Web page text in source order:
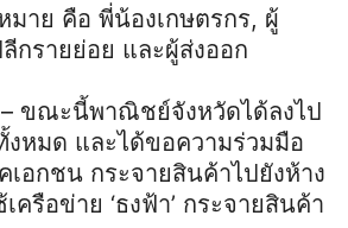
มาย คือ พี่น้องเกษตรกร, ผู้
กรายย่อย และผู้ส่งออก
– ขณะนี้พาณิชย์จังหวัดได้ลงไป
หมด และได้ขอความร่วมมือ
เอกชน กระจายสินค้าไปยังห้าง
ครือข่าย ‘ธงฟ้า’ กระจายสินค้า